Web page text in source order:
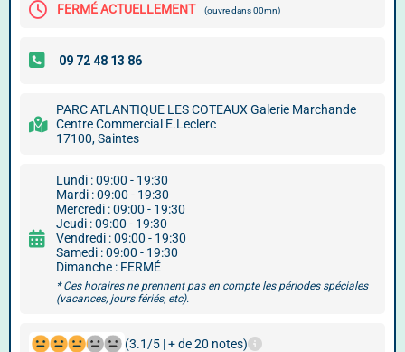
FERMÉ ACTUELLEMENT (ouvre dans 00mn)
PARC ATLANTIQUE LES COTEAUX Galerie Marchande
Centre Commercial E.Leclerc
17100, Saintes
Lundi : 09:00 - 19:30
Mardi : 09:00 - 19:30
Mercredi : 09:00 - 19:30
Jeudi : 09:00 - 19:30
Vendredi : 09:00 - 19:30
Samedi : 09:00 - 19:30
Dimanche : FERMÉ
* Ces horaires ne prennent pas en compte les périodes spéciales
(vacances, jours fériés, etc).
(3.1/5 | + de 20 notes)